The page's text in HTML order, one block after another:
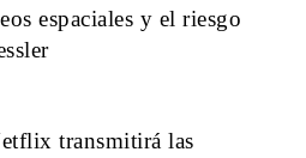
espaciales y el riesgo
transmitirá las